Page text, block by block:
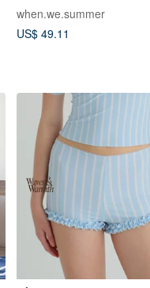
when.we.summer
US$ 49.11